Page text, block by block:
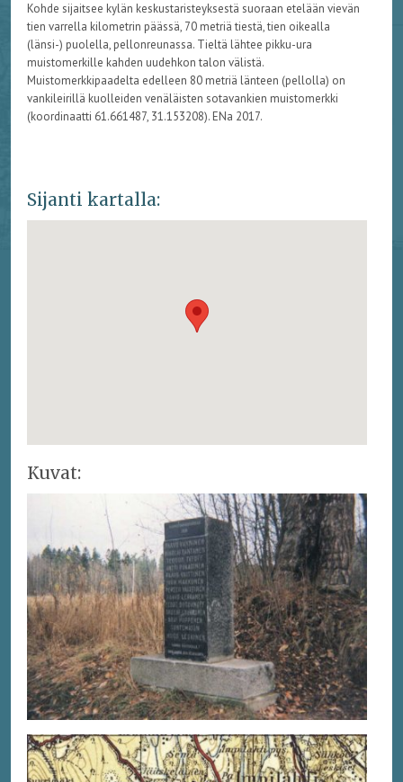
Kohde sijaitsee kylän keskustaristeyksestä suoraan etelään vievän
tien varrella kilometrin päässä, 70 metriä tiestä, tien oikealla
(länsi-) puolella, pellonreunassa. Tieltä lähtee pikku-ura
muistomerkille kahden uudehkon talon välistä.
Muistomerkkipaadelta edelleen 80 metriä länteen (pellolla) on
vankileirillä kuolleiden venäläisten sotavankien muistomerkki
(koordinaatti 61.661487, 31.153208). ENa 2017.
Sijanti kartalla:
Kuvat: